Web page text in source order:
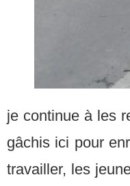
je continue à les
gâchis ici pour
travailler, les